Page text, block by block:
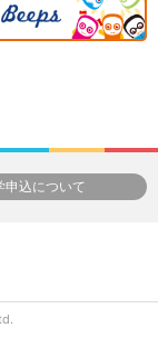
申込について